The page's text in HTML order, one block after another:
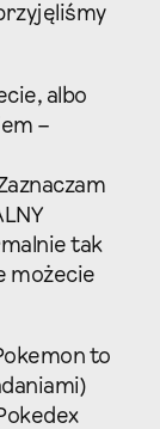
albo
–
tak
możecie
to